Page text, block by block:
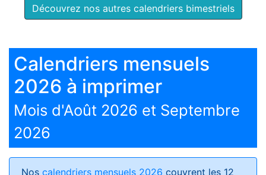
Découvrez nos autres calendriers bimestriels
Calendriers mensuels
2026 à imprimer
Mois d'Août 2026 et Septembre
2026
Nos calendriers mensuels 2026 couvrent les 12